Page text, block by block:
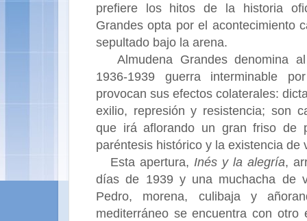
prefiere los hitos de la historia
Grandes opta por el acontecimiento
sepultado bajo la arena.
Almudena Grandes denomina
1936-1939 guerra interminable
provocan sus efectos colaterales:
exilio, represión y resistencia; son
que irá aflorando un gran friso de
paréntesis histórico y la existencia de
Esta apertura, Inés y la alegría,
días de 1939 y una muchacha de
Pedro, morena, culibaja y
mediterráneo se encuentra con otro